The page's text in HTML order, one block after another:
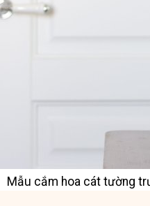
Mẫu cắm hoa cát tường